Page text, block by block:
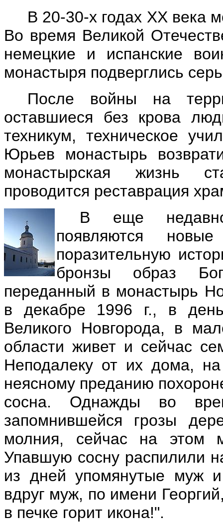
В 20-30-х годах ХХ века
Во время Великой
немецкие и испанские
монастыря подверглись
После войны на
оставшиеся без крова
техникум, техническое
Юрьев монастырь
монастырская жизнь
проводится реставрация
В еще
появляются
поразительную
бронзы образ
переданный в монастырь
в декабре 1996 г., в
Великого Новгорода, в
области живет и сейчас
Неподалеку от их дома,
неясному преданию
сосна. Однажды во
запомнившейся грозы
молния, сейчас на этом
Упавшую сосну распилили
из дней упомянутые муж
вдруг муж, по имени
в печке горит икона!".